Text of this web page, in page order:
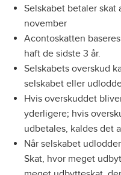
Selskabet betaler skat
november
Acontoskatten
haft de sidste 3 år.
Selskabets overskud
selskabet eller
Hvis overskuddet
yderligere; hvis
udbetales, kaldes det
Når selskabet
Skat, hvor meget